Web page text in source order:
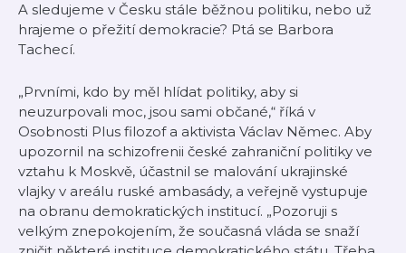
A sledujeme v Česku stále běžnou politiku, nebo už
hrajeme o přežití demokracie? Ptá se Barbora
Tachecí.
„Prvními, kdo by měl hlídat politiky, aby si
neuzurpovali moc, jsou sami občané,“ říká v
Osobnosti Plus filozof a aktivista Václav Němec. Aby
upozornil na schizofrenii české zahraniční politiky ve
vztahu k Moskvě, účastnil se malování ukrajinské
vlajky v areálu ruské ambasády, a veřejně vystupuje
na obranu demokratických institucí. „Pozoruji s
velkým znepokojením, že současná vláda se snaží